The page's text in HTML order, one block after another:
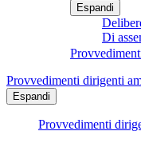
Espandi
Di
Provvedimenti dirigenti
Espandi
Provvedimenti